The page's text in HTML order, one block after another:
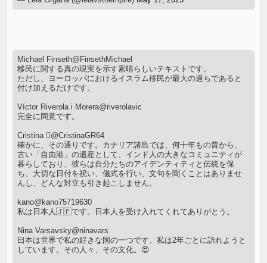
Michael Finseth@FinsethMichael
移民に関する真の現実を示す素晴らしいテキストです。
ただし、ヨーロッパにおけるイスラム移民が最大の過ちであると
付け加えるだけです。
Víctor Riverola i Morera@riverolavic
完全に同意です。
Cristina @CristinaGR64
確かに、その通りです。カナリア諸島では、何十年もの昔から、
古い「自由港」の遺産として、インド人の大きなコミュニティが
暮らしており、彼らは自分たちのアイデンティティと伝統を保
ち、大切な日付を祝い、儀式を行い、文句を聞くことはありませ
んし、どんな対立も引き起こしません。
kano@kano75719630
私は日本人🇯🇵です。日本人を受け入れてくれてありがとう。
Nina Varsavsky@ninavars
日本は世界で私の好きな国の一つです。私は2年ごとに訪れようと
しています。その人々、その文化。😍